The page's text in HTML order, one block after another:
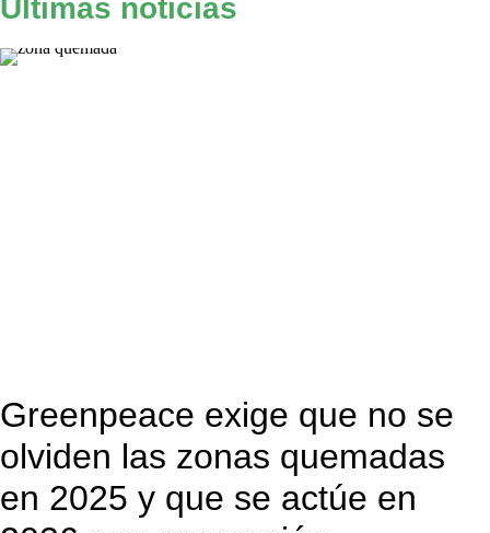
Últimas noticias
Greenpeace exige que no se
olviden las zonas quemadas
en 2025 y que se actúe en